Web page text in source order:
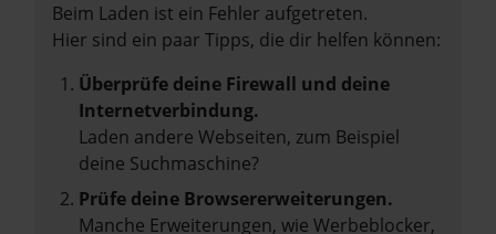
Beim Laden ist ein Fehler aufgetreten.
Hier sind ein paar Tipps, die dir helfen können:
Überprüfe deine Firewall und deine
Internetverbindung.
Laden andere Webseiten, zum Beispiel
deine Suchmaschine?
Prüfe deine Browsererweiterungen.
Manche Erweiterungen, wie Werbeblocker,